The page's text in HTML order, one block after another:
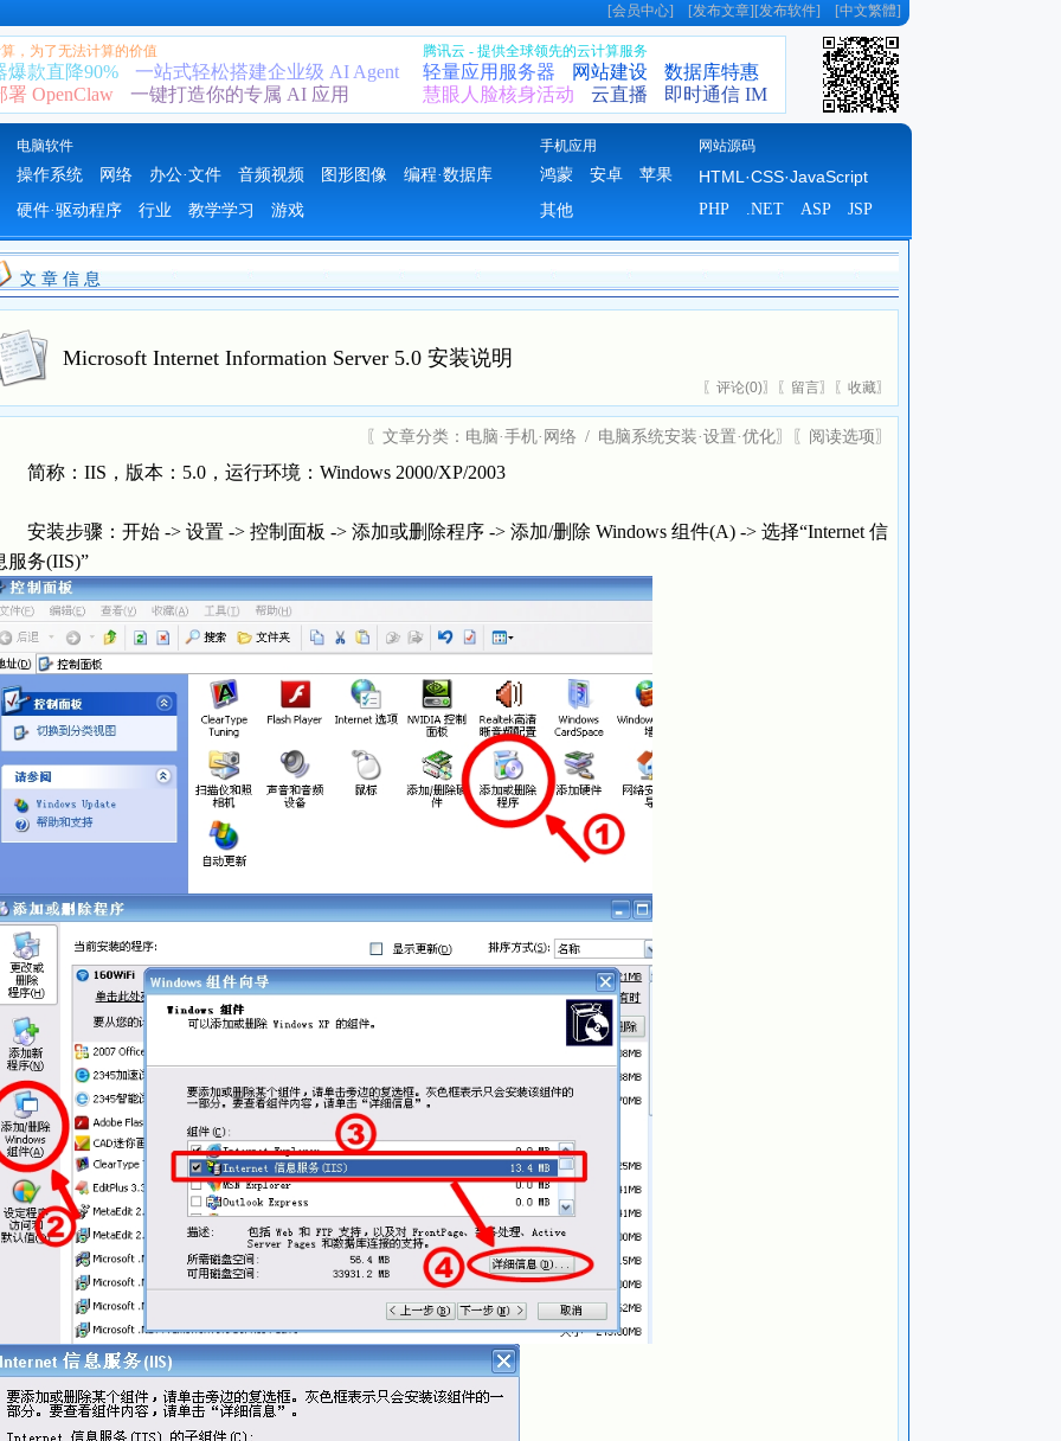
[会员中心] [发布文章][发布软件] [中文繁體]
，为了无法计算的价值
爆款直降90%
一站式轻松搭建企业级 AI Agent
署 OpenClaw
一键打造你的专属 AI 应用
腾讯云 - 提供全球领先的云计算服务
轻量应用服务器 网站建设
数据库特惠
慧眼人脸核身活动
云直播 即时通信 IM
电脑软件 手机应用 网站源码
操作系统 网络 办公·文件 音频视频 图形图像
编程·数据库
硬件·驱动程序
行业 教学学习 游戏
鸿蒙 安卓
苹果
其他
HTML·CSS·JavaScript
PHP .NET ASP JSP
文 章 信 息
Microsoft Internet Information Server 5.0 安装说明
〖 评论(0)〗〖 留言〗〖 收藏〗
〖文章分类： 电脑·手机·网络 / 电脑系统安装·设置·优化〗〖 阅读选项〗
称：IIS，版本：5.0，运行环境：Windows 2000/XP/2003
装步骤：开始 -> 设置 -> 控制面板 -> 添加或删除程序 -> 添加/删除 Windows 组件(A) -> 选择“Internet 信
服务(IIS)”